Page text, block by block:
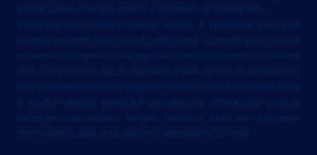
esenti quelle che assumono il carattere di saltuarietà.
Vengono posti inoltre diversi vincoli: il venditore non può
inviare prodotti non specificatamente richiesti, può invece
includere campioni omaggio ma solo a condizione che essi
non comportano alcun aumento nelle spese di spedizione.
Non possono essere eseguite vendita con la modalità asta;
è inoltre vietato eseguire vendite sia all’ingrosso che al
dettaglio allo stesso tempo, almeno che non facciano
riferimento a due aree del sito nettamente distinte.